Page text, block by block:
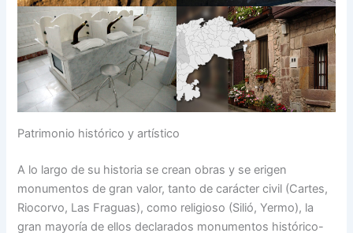
Patrimonio histórico y artístico
A lo largo de su historia se crean obras y se erigen
monumentos de gran valor, tanto de carácter civil (Cartes,
Riocorvo, Las Fraguas), como religioso (Silió, Yermo), la
gran mayoría de ellos declarados monumentos histórico-